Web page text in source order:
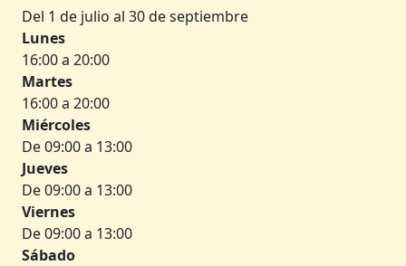
Del 1 de julio al 30 de septiembre
Lunes
16:00 a 20:00
Martes
16:00 a 20:00
Miércoles
De 09:00 a 13:00
Jueves
De 09:00 a 13:00
Viernes
De 09:00 a 13:00
Sábado